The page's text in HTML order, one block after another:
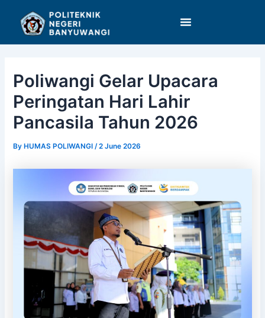
content
Poliwangi Gelar Upacara
Peringatan Hari Lahir
Pancasila Tahun 2026
ByHUMAS POLIWANGI /2 June 2026
navigation